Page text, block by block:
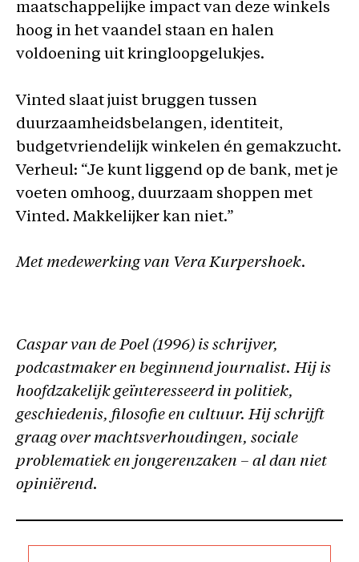
maatschappelijke impact van deze winkels
hoog in het vaandel staan en halen
voldoening uit kringloopgelukjes.
Vinted slaat juist bruggen tussen
duurzaamheidsbelangen, identiteit,
budgetvriendelijk winkelen én gemakzucht.
Verheul: “Je kunt liggend op de bank, met je
voeten omhoog, duurzaam shoppen met
Vinted. Makkelijker kan niet.”
Met medewerking van Vera Kurpershoek.
Caspar van de Poel (1996) is schrijver,
podcastmaker en beginnend journalist. Hij is
hoofdzakelijk geïnteresseerd in politiek,
geschiedenis, filosofie en cultuur. Hij schrijft
graag over machtsverhoudingen, sociale
problematiek en jongerenzaken – al dan niet
opiniërend.